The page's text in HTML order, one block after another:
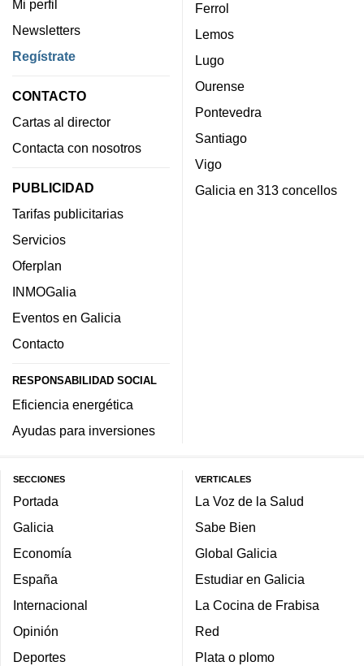
Mi perfil
Newsletters
Regístrate
CONTACTO
Cartas al director
Contacta con nosotros
PUBLICIDAD
Tarifas publicitarias
Servicios
Oferplan
INMOGalia
Eventos en Galicia
Contacto
RESPONSABILIDAD SOCIAL
Eficiencia energética
Ayudas para inversiones
Ferrol
Lemos
Lugo
Ourense
Pontevedra
Santiago
Vigo
Galicia en 313 concellos
SECCIONES
Portada
Galicia
Economía
España
Internacional
Opinión
Deportes
VERTICALES
La Voz de la Salud
Sabe Bien
Global Galicia
Estudiar en Galicia
La Cocina de Frabisa
Red
Plata o plomo